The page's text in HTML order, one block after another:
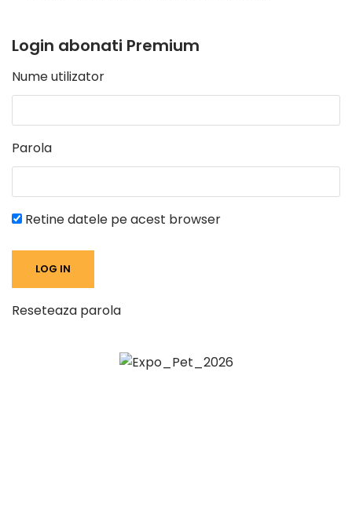
Login abonati Premium
Nume utilizator
Parola
Retine datele pe acest browser
Reseteaza parola